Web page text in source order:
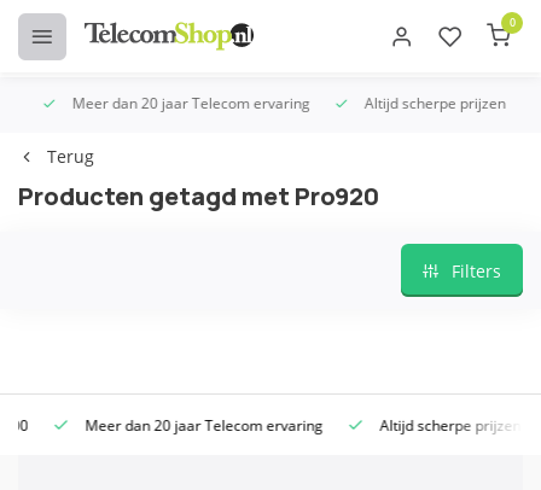
0
Meer dan 20 jaar Telecom ervaring Altijd scherpe prijzen
Terug
Producten getagd met Pro920
Filters
Meer dan 20 jaar Telecom ervaring Altijd scherpe prijzen